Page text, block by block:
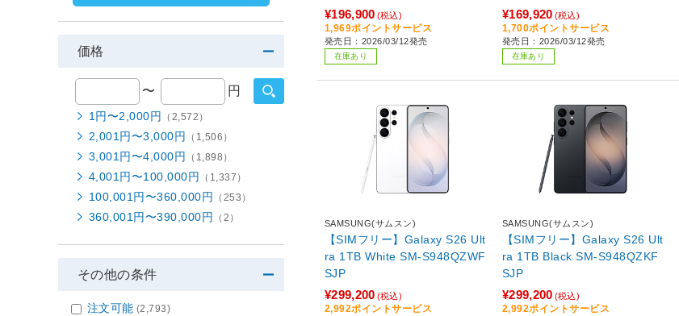
¥196,900 (税込)
1,969ポイントサービス
発売日：2026/03/12発売
在庫あり
¥169,920 (税込)
1,700ポイントサービス
発売日：2026/03/12発売
在庫あり
SAMSUNG(サムスン)
【SIMフリー】Galaxy S26 Ult
ra 1TB White SM-S948QZWF
SJP
¥299,200 (税込)
2,992ポイントサービス
SAMSUNG(サムスン)
【SIMフリー】Galaxy S26 Ult
ra 1TB Black SM-S948QZKF
SJP
¥299,200 (税込)
2,992ポイントサービス
価格
〜 円
1円〜2,000円 （2,572）
2,001円〜3,000円 （1,506）
3,001円〜4,000円 （1,898）
4,001円〜100,000円 （1,337）
100,001円〜360,000円 （253）
360,001円〜390,000円 （2）
その他の条件
注文可能 (2,793)